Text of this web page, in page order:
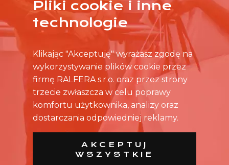
ŻADNA OFERTA CIĘ NIE ZAINTERESOWAŁA?
SKONTAKTUJ SIĘ BEZPOŚREDNIO ZE SKLEPEM.
Pliki cookie i inne
technologie
Klikając "Akceptuję" wyrażasz zgodę na
wykorzystywanie plików cookie przez
firmę RALFERA s.r.o. oraz przez strony
trzecie zwłaszcza w celu poprawy
komfortu użytkownika, analizy oraz
dostarczania odpowiedniej reklamy.
AKCEPTUJ
WSZYSTKIE